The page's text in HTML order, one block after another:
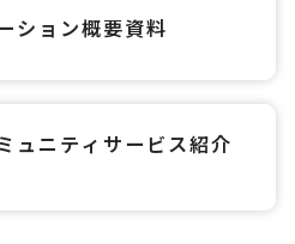
ション概要資料​
ュニティサービス紹介